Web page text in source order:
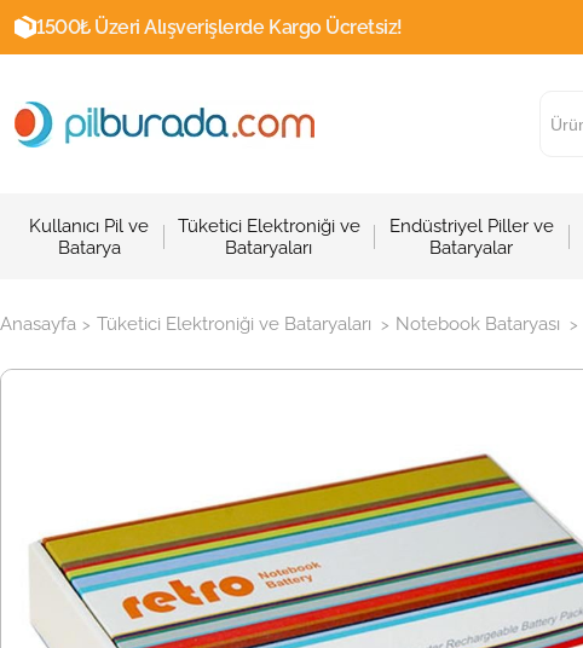
1500₺ Üzeri Alışverişlerde Kargo Ücretsiz!
Kullanıcı Pil ve
Batarya
Tüketici Elektroniği ve
Bataryaları
Endüstriyel Piller ve
Bataryalar
Anasayfa > Tüketici Elektroniği ve Bataryaları > Notebook Bataryası >